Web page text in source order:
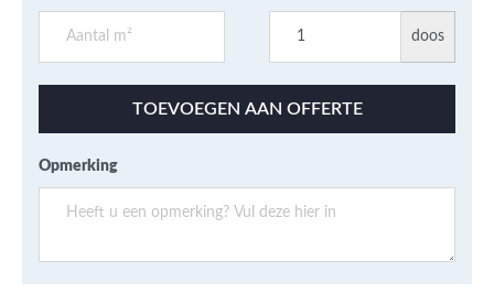
doos
TOEVOEGEN AAN OFFERTE
Opmerking